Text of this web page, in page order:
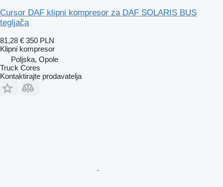
Cursor DAF klipni kompresor za DAF SOLARIS BUS
tegljača
81,28 € 350 PLN
Klipni kompresor
Poljska, Opole
Truck Cores
Kontaktirajte prodavatelja